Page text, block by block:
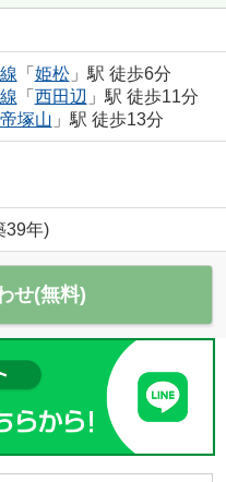
「 姫松」駅 徒歩6分
「 西田辺 」駅 徒歩11分
帝塚山 」駅 徒歩13分
39年)
せ(無料)